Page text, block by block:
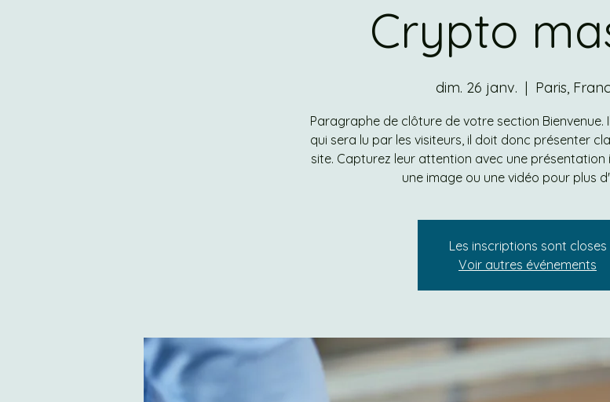
Crypto
dim. 26 janv.
  |
Paris,
Paragraphe de clôture de votre section Bienvenue.
qui sera lu par les visiteurs, il doit donc présenter
site. Capturez leur attention avec une
une image ou une vidéo pour plus
Les inscriptions sont closes
Voir autres événements